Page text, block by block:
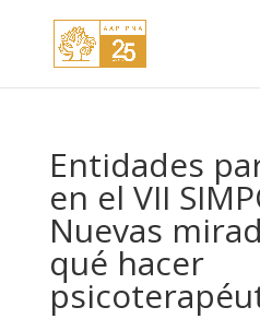
Entidades
en el VII
Nuevas
qué hacer